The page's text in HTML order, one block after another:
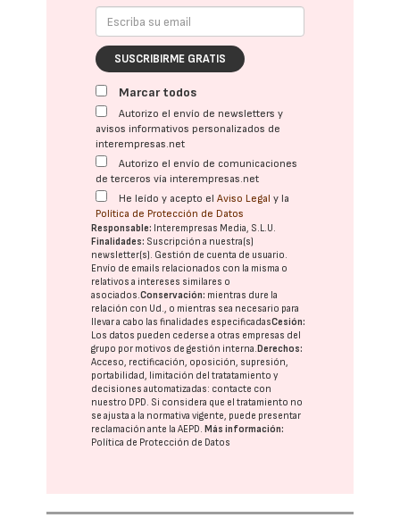
SUSCRIBIRME GRATIS
Marcar todos
Autorizo el envío de newsletters y
avisos informativos personalizados de
interempresas.net
Autorizo el envío de comunicaciones
de terceros vía interempresas.net
He leído y acepto elAviso Legal y la
Política de Protección de Datos
Responsable: Interempresas Media, S.L.U.
Finalidades: Suscripción a nuestra(s)
newsletter(s). Gestión de cuenta de usuario.
Envío de emails relacionados con la misma o
relativos a intereses similares o
asociados.Conservación: mientras dure la
relación con Ud., o mientras sea necesario para
llevar a cabo las finalidades especificadasCesión:
Los datos pueden cederse a otras empresas del
grupo por motivos de gestión interna. Derechos:
Acceso, rectificación, oposición, supresión,
portabilidad, limitación del tratatamiento y
decisiones automatizadas: contacte con
nuestro DPD. Si considera que el tratamiento no
se ajusta a la normativa vigente, puede presentar
reclamación ante laAEPD. Más información:
Política de Protección de Datos